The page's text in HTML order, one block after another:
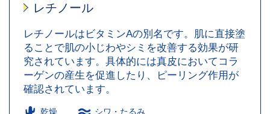
レチノール
レチノールはビタミンAの別名です。肌に直接塗
ることで肌の小じわやシミを改善する効果が研
究されています。具体的には真皮においてコラ
ーゲンの産生を促進したり、ピーリング作用が
確認されています。
乾燥 シワ・たるみ